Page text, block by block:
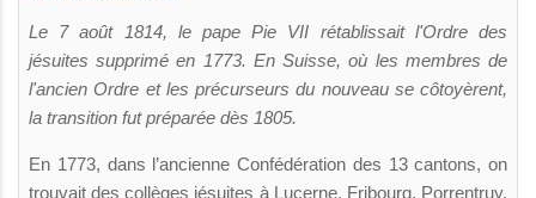
Le 7 août 1814, le pape Pie VII rétablissait l'Ordre des
jésuites supprimé en 1773. En Suisse, où les membres de
l'ancien Ordre et les précurseurs du nouveau se côtoyèrent,
la transition fut préparée dès 1805.
En 1773, dans l’ancienne Confédération des 13 cantons, on
trouvait des collèges jésuites à Lucerne, Fribourg, Porrentruy,